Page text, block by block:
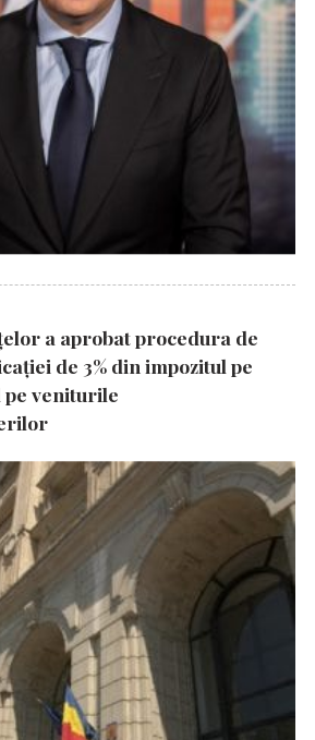
a aprobat procedura de
de 3% din impozitul pe
veniturile